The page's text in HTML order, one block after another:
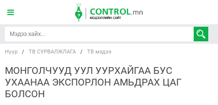
Нүүр / ТВ СУРВАЛЖЛАГА / ТВ мэдээ
МОНГОЛЧУУД УУЛ УУРХАЙГАА БУС
УХААНАА ЭКСПОРЛОН АМЬДРАХ ЦАГ
БОЛСОН